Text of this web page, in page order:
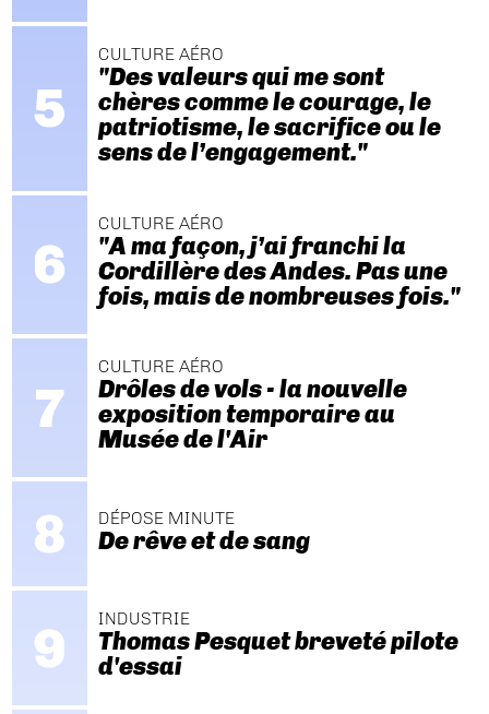
CULTURE AÉRO
"Des valeurs qui me sont
chères comme le courage, le
patriotisme, le sacrifice ou le
sens de l’engagement."
CULTURE AÉRO
"A ma façon, j’ai franchi la
Cordillère des Andes. Pas une
fois, mais de nombreuses fois."
CULTURE AÉRO
Drôles de vols - la nouvelle
exposition temporaire au
Musée de l'Air
DÉPOSE MINUTE
De rêve et de sang
INDUSTRIE
Thomas Pesquet breveté pilote
d'essai